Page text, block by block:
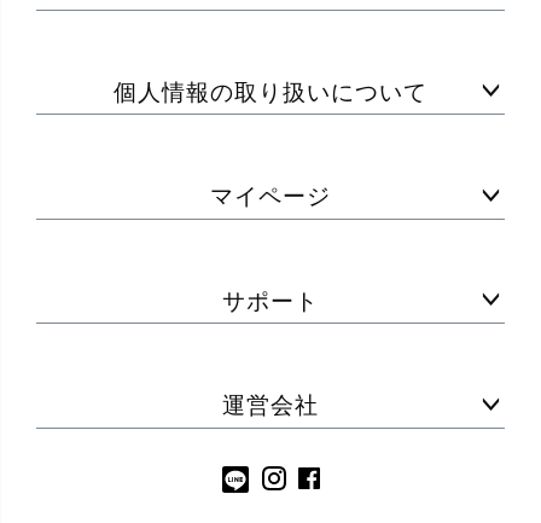
個人情報の取り扱いについて
マイページ
サポート
運営会社